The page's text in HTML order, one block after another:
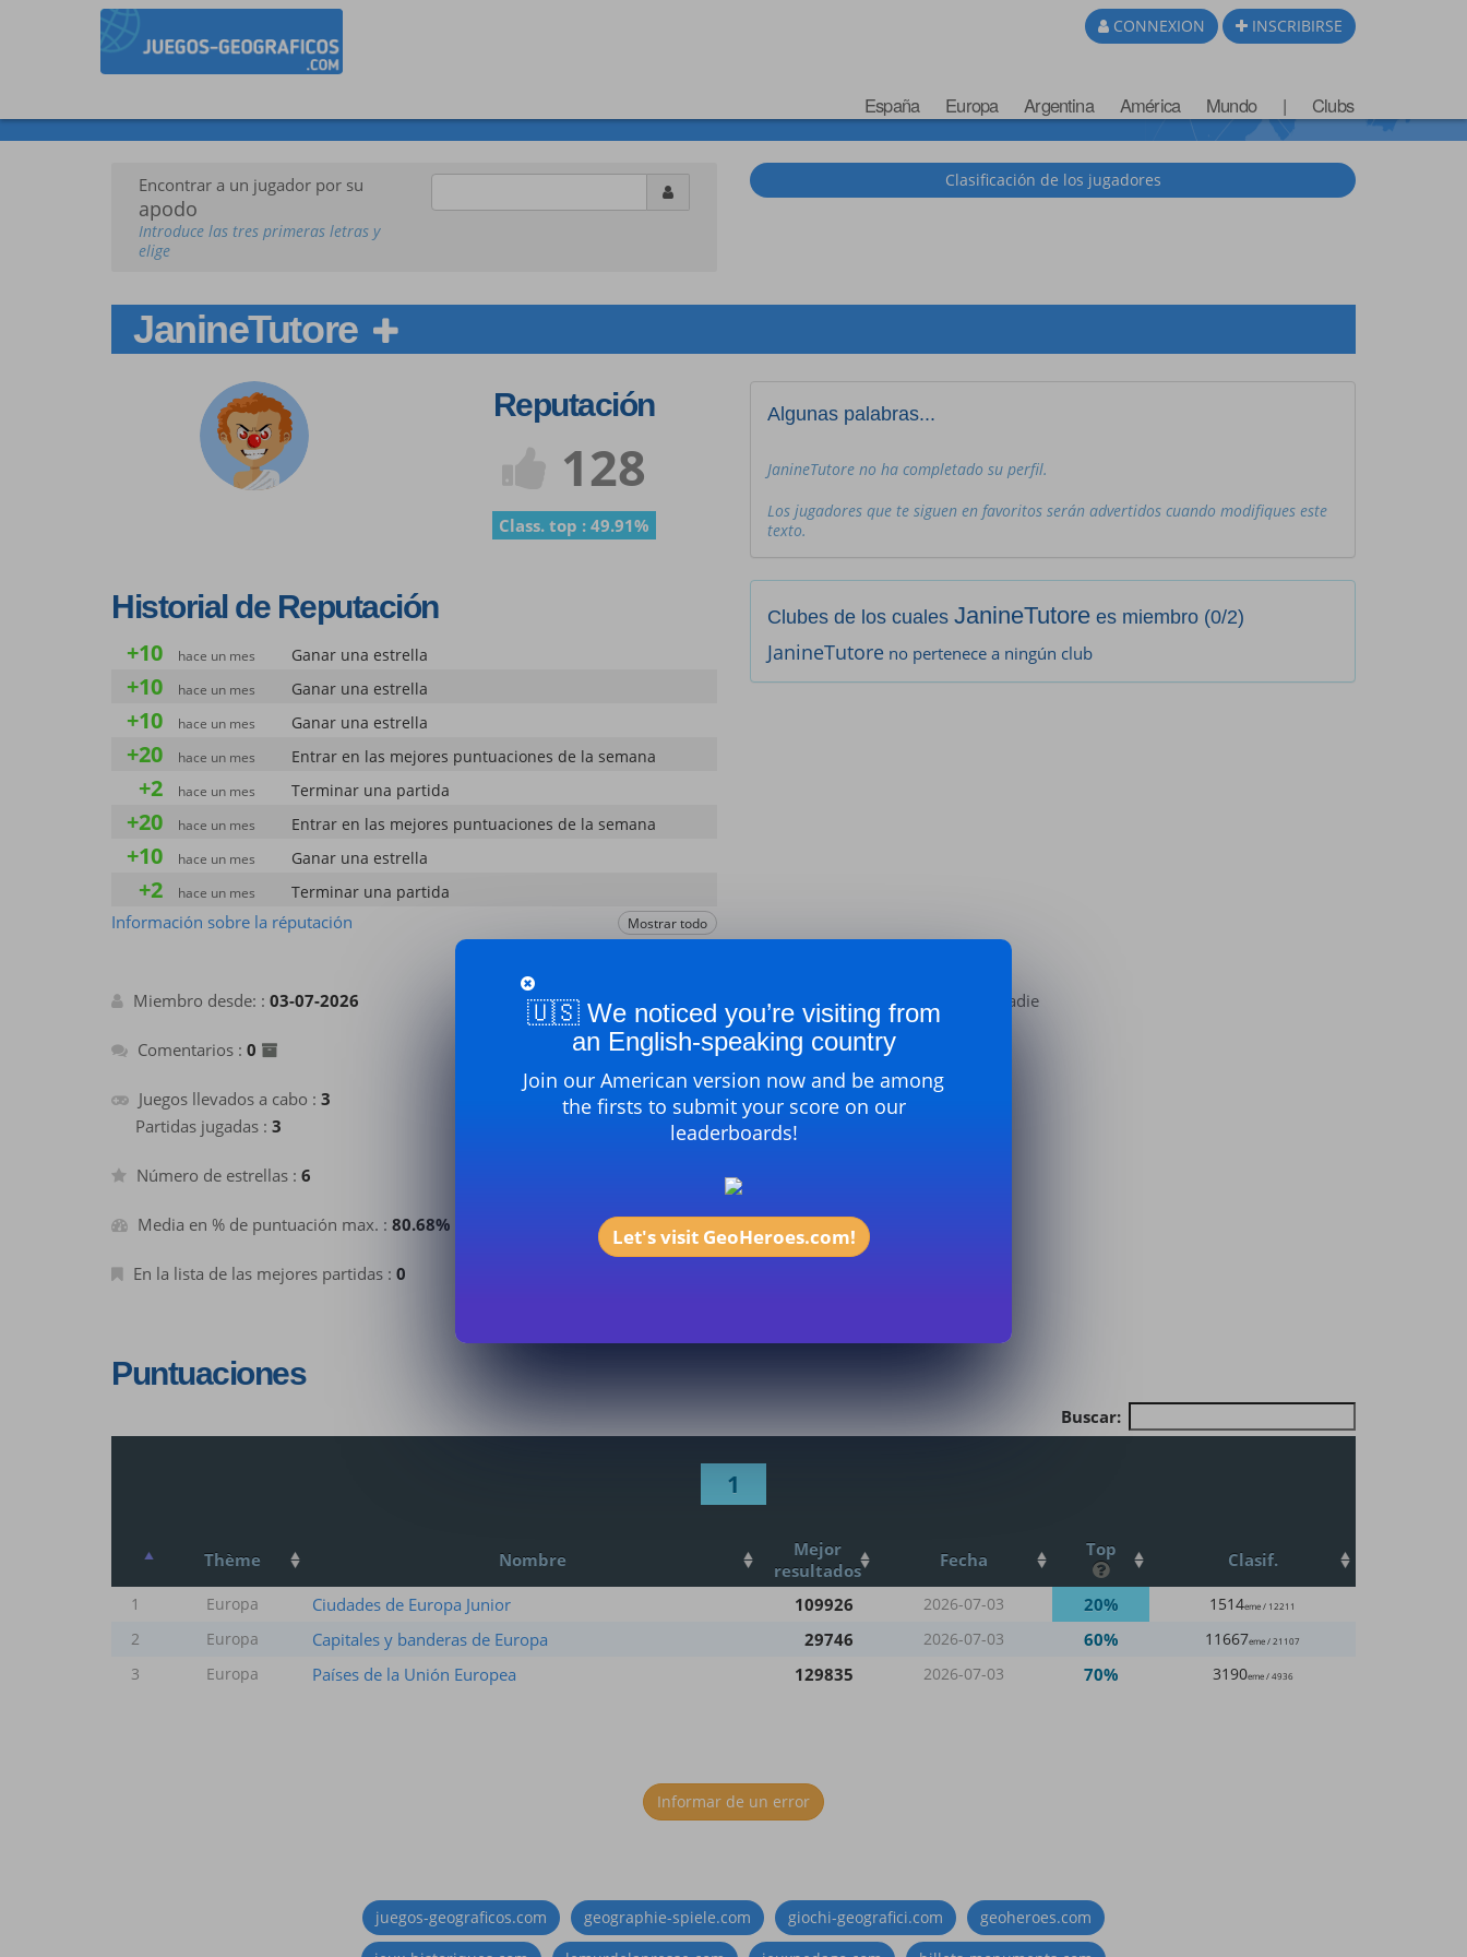
CONNEXION INSCRIBIRSE
España Europa Argentina América Mundo | Clubs
Encontrar a un jugador por su
apodo
Introduce las tres primeras letras y
elige
Clasificación de los jugadores
JanineTutore
Reputación
128
Class. top : 49.91%
Historial de Reputación
+10 hace un mes Ganar una estrella
+10 hace un mes Ganar una estrella
+10 hace un mes Ganar una estrella
+20 hace un mes Entrar en las mejores puntuaciones de la semana
+2 hace un mes Terminar una partida
+20 hace un mes Entrar en las mejores puntuaciones de la semana
+10 hace un mes Ganar una estrella
+2 hace un mes Terminar una partida
+20 hace un mes Entrar en las mejores puntuaciones de la semana
+10 hace un mes Ganar una estrella
+2 hace un mes
Información sobre la réputación Mostrar todo
Algunas palabras...
JanineTutore no ha completado su perfil.
Los jugadores que te siguen en favoritos serán advertidos cuando modifiques este
texto.
Clubes de los cuales JanineTutore es miembro (0/2)
JanineTutore no pertenece a ningún club
Miembro desde: : 03-07-2026
Comentarios : 0
Juegos llevados a cabo : 3
Partidas jugadas : 3
Número de estrellas : 6
Media en % de puntuación max. : 80.68%
En la lista de las mejores partidas : 0
No está entre los favoritos de nadie
Puntuaciones
Buscar:
1
Thème Nombre
Mejor
resultados
Fecha Top Clasif.
1 Europa Ciudades de Europa Junior 109926 2026-07-03 20% 1514eme / 12211
2 Europa Capitales y banderas de Europa 29746 2026-07-03 60% 11667eme / 21107
3 Europa Países de la Unión Europea 129835 2026-07-03 70% 3190eme / 4936
Informar de un error
juegos-geograficos.com geographie-spiele.com giochi-geografici.com
geoheroes.com
🇺🇸 We noticed you’re visiting from
an English-speaking country
Join our American version now and be among
the firsts to submit your score on our
leaderboards!
Let's visit GeoHeroes.com!